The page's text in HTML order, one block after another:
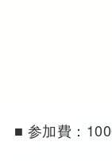
■ 参加費：